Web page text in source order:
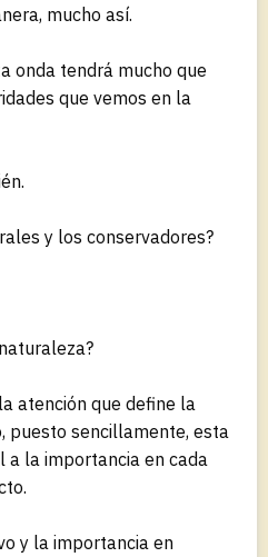
mucho así.
onda tendrá mucho que
que vemos en la
y los conservadores?
atención que define la
puesto sencillamente, esta
a la importancia en cada
y la importancia en